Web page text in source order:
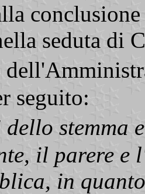
seduta di
seguito:
stemma
il parere e
in